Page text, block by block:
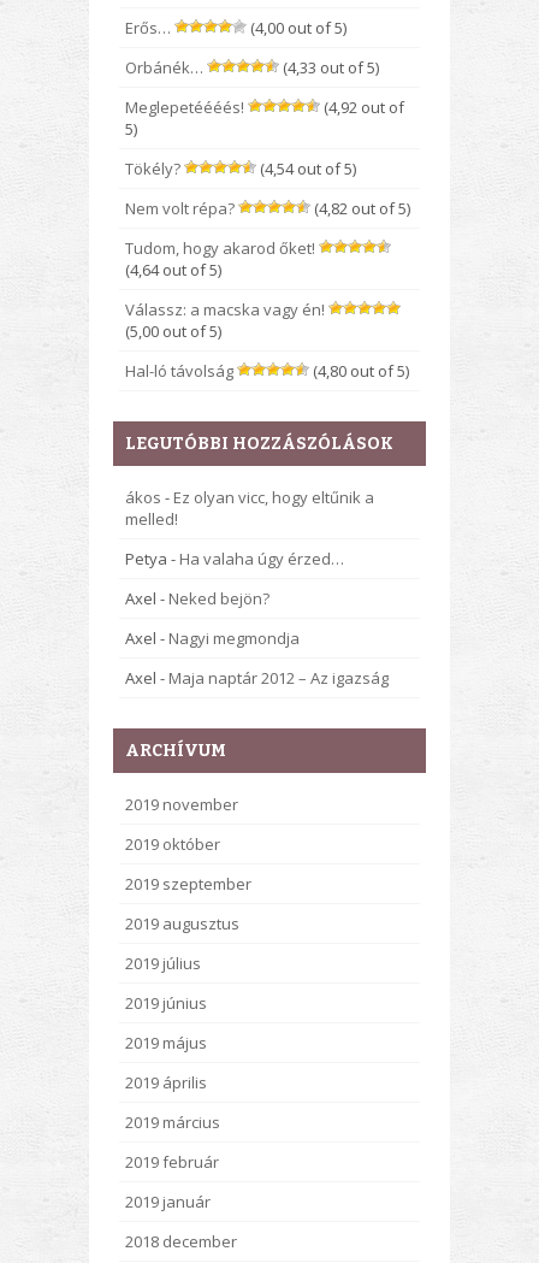
Erős…
(4,00 out of 5)
Orbánék…
(4,33 out of 5)
Meglepetéééés!
(4,92 out of
5)
Tökély?
(4,54 out of 5)
Nem volt répa?
(4,82 out of 5)
Tudom, hogy akarod őket!
(4,64 out of 5)
Válassz: a macska vagy én!
(5,00 out of 5)
Hal-ló távolság
(4,80 out of 5)
LEGUTÓBBI HOZZÁSZÓLÁSOK
ákos - Ez olyan vicc, hogy eltűnik a
melled!
Petya - Ha valaha úgy érzed…
Axel - Neked bejön?
Axel - Nagyi megmondja
Axel - Maja naptár 2012 – Az igazság
ARCHÍVUM
2019 november
2019 október
2019 szeptember
2019 augusztus
2019 július
2019 június
2019 május
2019 április
2019 március
2019 február
2019 január
2018 december